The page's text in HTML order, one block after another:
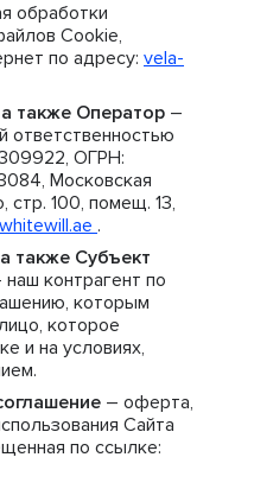
обработки
Cookie,
по адресу: vela-
также Оператор –
ответственностью
ОГРН:
Московская
стр. 100, помещ. 13,
.
также Субъект
наш контрагент по
которым
которое
и на условиях,
– оферта,
Сайта
по ссылке: